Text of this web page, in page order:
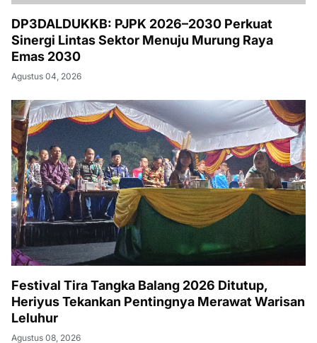
DP3DALDUKKB: PJPK 2026–2030 Perkuat
Sinergi Lintas Sektor Menuju Murung Raya
Emas 2030
Agustus 04, 2026
Festival Tira Tangka Balang 2026 Ditutup,
Heriyus Tekankan Pentingnya Merawat Warisan
Leluhur
Agustus 08, 2026